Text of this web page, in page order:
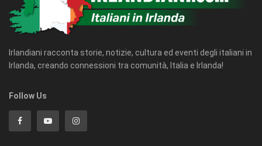
Irlandiani racconta storie, notizie, cultura ed eventi degli italiani in
Irlanda, creando connessioni tra comunità, Italia e Irlanda!
Follow Us